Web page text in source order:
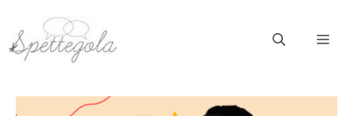
contenuto